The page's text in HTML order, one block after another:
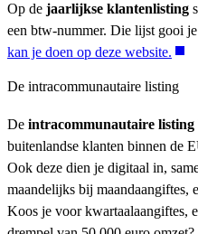
Op de jaarlijkse klantenlisting
een btw-nummer. Die lijst gooi
kan je doen op deze website.
De intracommunautaire listing
De intracommunautaire listing
buitenlandse klanten binnen de
Ook deze dien je digitaal in,
maandelijks bij maandaangiftes,
Koos je voor kwartaalaangiftes,